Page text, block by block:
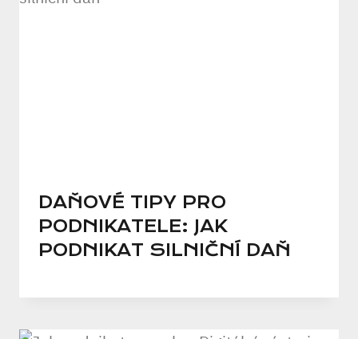
DAŇOVÉ TIPY PRO
PODNIKATELE: JAK
PODNIKAT SILNIČNÍ DAŇ